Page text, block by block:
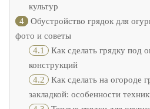
культур
4
Обустройство грядок для
фото и советы
4.1 Как сделать грядку под
конструкций
4.2 Как сделать на огороде
закладкой: особенности